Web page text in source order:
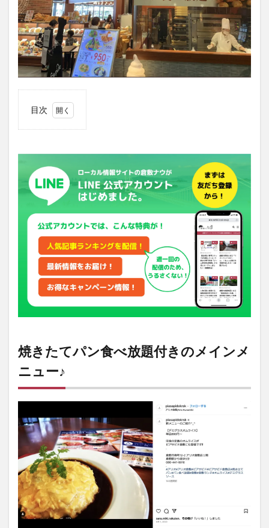
目次
食べ
放題
付き
のメ
イン
メニ
ュー
SNS
投稿
をご
紹介
3
店舗
情報
4
地図
焼きたてパン食べ放題付きのメインメ
ニュー♪